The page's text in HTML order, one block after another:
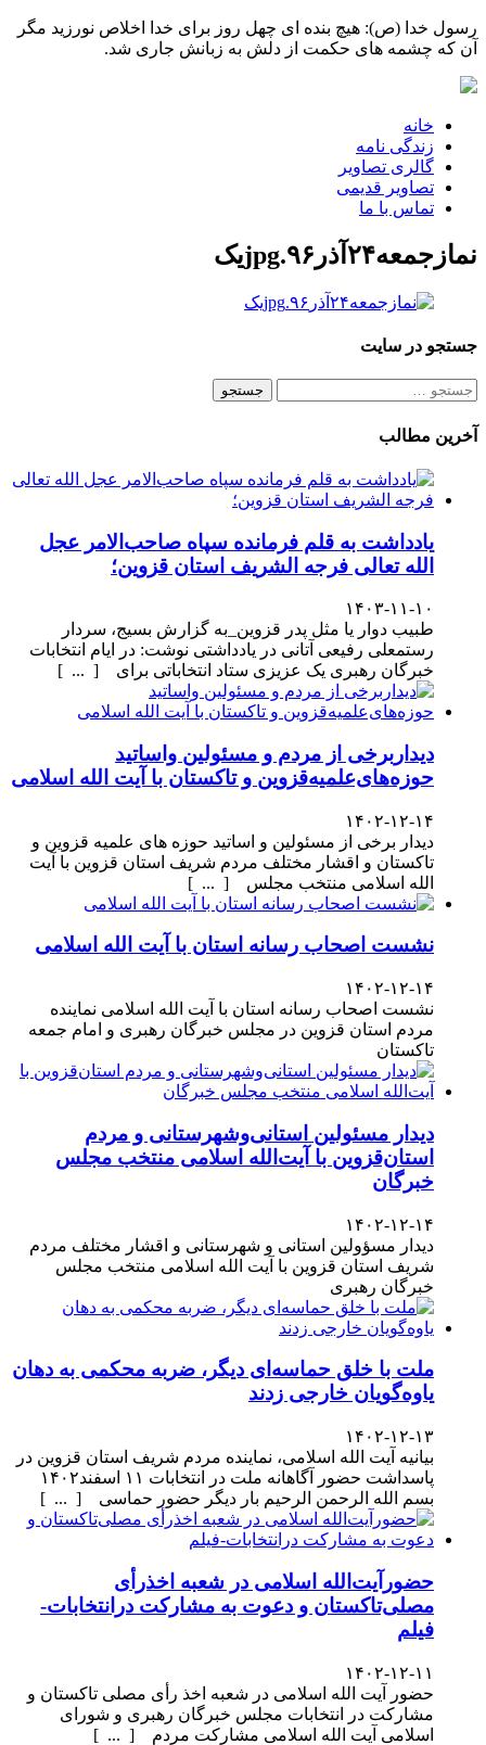
رسول خدا (ص): هیچ بنده ای چهل روز برای خدا اخلاص نورزید مگر
آن که چشمه های حکمت از دلش به زبانش جاری شد.
خانه
زندگی نامه
گالری تصاویر
تصاویر قدیمی
تماس با ما
نمازجمعه۲۴آذر۹۶.jpgیک
جستجو در سایت
جستجو
آخرین مطالب
یادداشت به قلم فرمانده سپاه صاحب‌الامر عجل
الله تعالی فرجه الشریف استان قزوین؛
۱۴۰۳-۱۱-۱۰
طبیب دوار یا مثل پدر قزوین_به گزارش بسیج، سردار
رستمعلی رفیعی آتانی در یادداشتی نوشت: در ایام انتخابات
خبرگان رهبری یک عزیزی ستاد انتخاباتی برای [ ... ]
دیداربرخی از مردم و مسئولین واساتید
حوزه‌های‌علمیه‌قزوین و تاکستان با آیت الله اسلامی
۱۴۰۲-۱۲-۱۴
دیدار برخی از مسئولین و اساتید حوزه های علمیه قزوین و
تاکستان و اقشار مختلف مردم شریف استان قزوین با آیت
الله اسلامی منتخب مجلس [ ... ]
نشست اصحاب رسانه استان با آیت الله اسلامی
۱۴۰۲-۱۲-۱۴
نشست اصحاب رسانه استان با آیت الله اسلامی نماینده
مردم استان قزوین در مجلس خبرگان رهبری و امام جمعه
تاکستان
دیدار مسئولین استانی‌وشهرستانی و مردم‌
استان‌قزوین با آیت‌الله‌ اسلامی منتخب مجلس‌
خبرگان
۱۴۰۲-۱۲-۱۴
دیدار مسؤولین استانی و شهرستانی و اقشار مختلف مردم
شریف استان قزوین با آیت الله اسلامی منتخب مجلس
خبرگان رهبری
ملت با خلق حماسه‌ای دیگر، ضربه محکمی به دهان
یاوه‌گویان خارجی زدند
۱۴۰۲-۱۲-۱۳
بیانیه آیت الله اسلامی، نماینده مردم شریف استان قزوین در
پاسداشت حضور آگاهانه ملت در انتخابات ۱۱ اسفند۱۴۰۲
بسم الله الرحمن الرحیم بار دیگر حضور حماسی [ ... ]
حضورآیت‌الله اسلامی در شعبه اخذرأی
مصلی‌تاکستان و دعوت به مشارکت درانتخابات-
فیلم
۱۴۰۲-۱۲-۱۱
حضور آیت الله اسلامی در شعبه اخذ رأی مصلی تاکستان و
مشارکت در انتخابات مجلس خبرگان رهبری و شورای
اسلامی آیت الله اسلامی مشارکت مردم [ ... ]